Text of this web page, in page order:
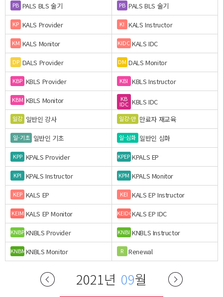
PB PALS BLS 술기 PB PALS BLS 술기
KP KALS Provider KI KALS Instructor
KM KALS Monitor KIDC KALS IDC
DP DALS Provider DM DALS Monitor
KBP KBLS Provider KBI KBLS Instructor
KBM KBLS Monitor KB
IDC KBLS IDC
일강 일반인 강사 일강-만 만료자 재교육
일-기초 일반인 기초 일-심화 일반인 심화
KPP KPALS Provider KPEP KPALS EP
KPI KPALS Instructor KPM KPALS Monitor
KEP KALS EP KEI KALS EP Instructor
KEIM KALS EP Monitor KEIDCKALS EP IDC
KNBPKNBLS Provider KNBI KNBLS Instructor
KNBMKNBLS Monitor R Renewal
2021년 09월